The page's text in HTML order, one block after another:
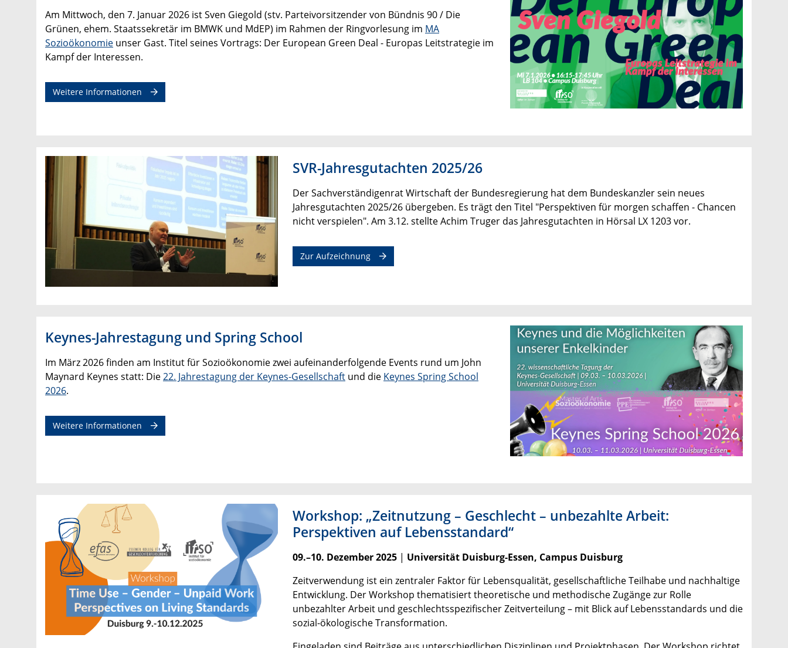
Am Mittwoch, den 7. Januar 2026 ist Sven Giegold (stv. Parteivorsitzender von Bündnis 90 / Die
Grünen, ehem. Staatssekretär im BMWK und MdEP) im Rahmen der Ringvorlesung im MA
Sozioökonomie unser Gast. Titel seines Vortrags: Der European Green Deal - Europas Leitstrategie im
Kampf der Interessen.
Weitere Informationen
SVR-Jahresgutachten 2025/26
Der Sachverständigenrat Wirtschaft der Bundesregierung hat dem Bundeskanzler sein neues
Jahresgutachten 2025/26 übergeben. Es trägt den Titel "Perspektiven für morgen schaffen - Chancen
nicht verspielen". Am 3.12. stellte Achim Truger das Jahresgutachten in Hörsal LX 1203 vor.
Zur Aufzeichnung
Keynes-Jahrestagung und Spring School
Im März 2026 finden am Institut für Sozioökonomie zwei aufeinanderfolgende Events rund um John
Maynard Keynes statt: Die22. Jahrestagung der Keynes-Gesellschaft und die Keynes Spring School
2026.
Weitere Informationen
Workshop: „Zeitnutzung – Geschlecht – unbezahlte Arbeit:
Perspektiven auf Lebensstandard“
09.–10. Dezember 2025 | Universität Duisburg-Essen, Campus Duisburg
Zeitverwendung ist ein zentraler Faktor für Lebensqualität, gesellschaftliche Teilhabe und nachhaltige
Entwicklung. Der Workshop thematisiert theoretische und methodische Zugänge zur Rolle
unbezahlter Arbeit und geschlechtsspezifischer Zeitverteilung – mit Blick auf Lebensstandards und die
sozial-ökologische Transformation.